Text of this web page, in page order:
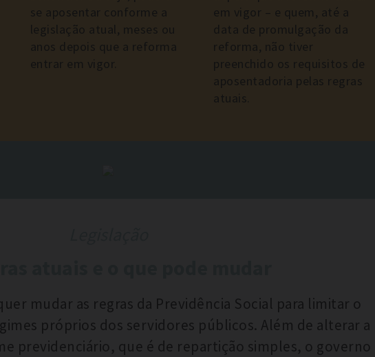
se aposentar conforme a
legislação atual, meses ou
anos depois que a reforma
entrar em vigor.
em vigor – e quem, até a
data de promulgação da
reforma, não tiver
preenchido os requisitos de
aposentadoria pelas regras
atuais.
mudar as regras da Previdência Social para limitar o
próprios dos servidores públicos. Além de alterar a
previdenciário, que é de repartição simples, o governo